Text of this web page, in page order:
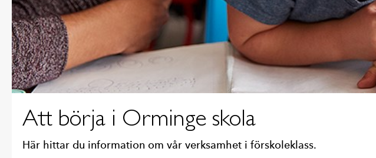
Att börja i Orminge skola
Här hittar du information om vår verksamhet i förskoleklass.